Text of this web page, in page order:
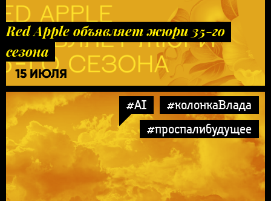
Red Apple объявляет жюри 35-го
сезона
15 ИЮЛЯ
#AI
#колонкаВлада
#проспалибудущее